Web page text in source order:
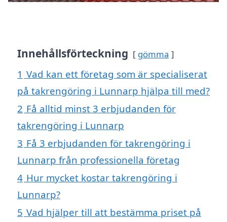
Innehållsförteckning gömma
1 Vad kan ett företag som är specialiserat
på takrengöring i Lunnarp hjälpa till med?
2 Få alltid minst 3 erbjudanden för
takrengöring i Lunnarp
3 Få 3 erbjudanden för takrengöring i
Lunnarp från professionella företag
4 Hur mycket kostar takrengöring i
Lunnarp?
5 Vad hjälper till att bestämma priset på